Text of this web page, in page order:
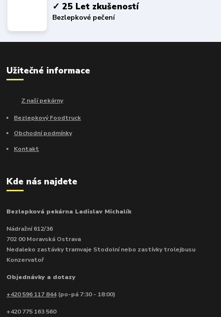
✓ 25 Let zkušeností
Bezlepkové pečení
Užitečné informace
Z naší pekárny
Bezlepkový Foodtruck
Obchodní podmínky
Kontakt
Kde nás najdete
Bezlepková pekárna Ladislav Michalík
Nádražní 612/36
702 00 Moravská Ostrava
Nedaleko zastávky tramvaje Stodolní nebo zastívky trolejbusu
Konzervatoř
Objednávky a dotazy
+420 596 117 844 (po-pá 7:30 - 18:00)
+420 775 163 560